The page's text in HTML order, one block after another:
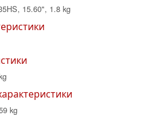
15.60", 1.8 kg
kg